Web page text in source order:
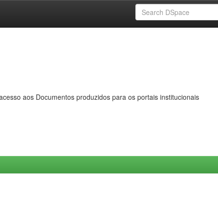
aos Documentos produzidos para os portais institucionais